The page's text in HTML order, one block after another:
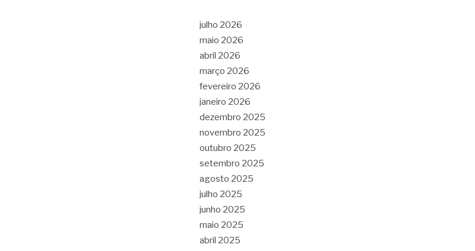
julho 2026
maio 2026
abril 2026
março 2026
fevereiro 2026
janeiro 2026
dezembro 2025
novembro 2025
outubro 2025
setembro 2025
agosto 2025
julho 2025
junho 2025
maio 2025
abril 2025